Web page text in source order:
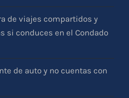
de viajes compartidos y
si conduces en el Condado
de auto y no cuentas con